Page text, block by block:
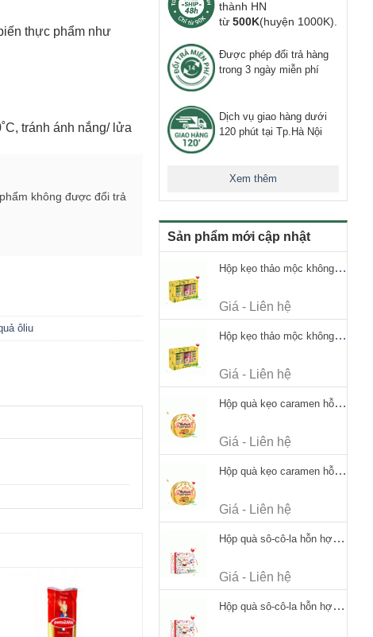
thành HN
từ 500K(huyện 1000K).
Được phép đổi trả hàng
trong 3 ngày miễn phí
Dịch vụ giao hàng dưới
120 phút tại Tp.Hà Nội
Xem thêm
Sản phẩm mới cập nhật
Hộp kẹo thảo mộc không đường Ricola Signature 112.5g
Giá - Liên hệ
Hộp kẹo thảo mộc không đường Ricola Signature 112.5g
Giá - Liên hệ
Hộp quà kẹo caramen hỗn hợp Werther's Original Caramel Candy 170g
Giá - Liên hệ
Hộp quà kẹo caramen hỗn hợp Werther's Original Caramel Candy 170g
Giá - Liên hệ
Hộp quà sô-cô-la hỗn hợp Merci Petits Chocolate Collection 125g thiếc
Giá - Liên hệ
Hộp quà sô-cô-la hỗn hợp Merci Petits Chocolate Collection 125g thiếc
thực phẩm như
tránh ánh nắng/ lửa
không được đổi trả
ôliu